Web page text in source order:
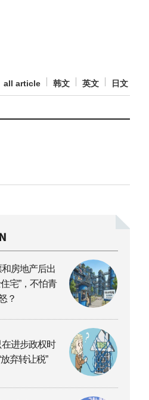
all article 韩文 英文 日文
和房地产后出
宅”，不怕青
？
在进步政权时
弃转让税”